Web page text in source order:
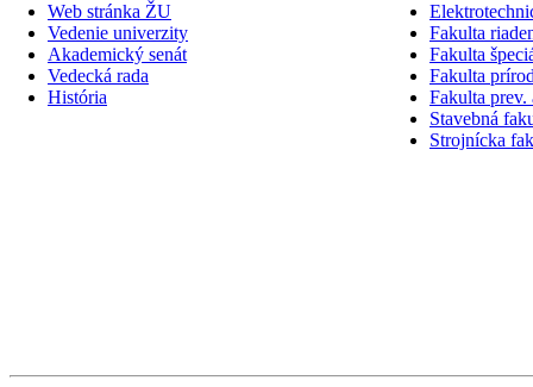
Web stránka ŽU
Vedenie univerzity
Akademický senát
Vedecká rada
História
Fakulta
Fakulta
Fakulta
Fakulta prev.
Stavebná
Strojnícka